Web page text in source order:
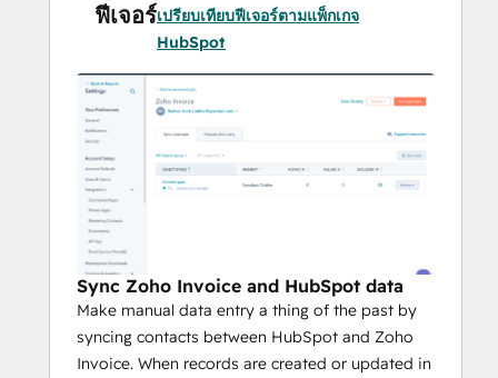
below to know which objects will be
ฟีเจอร์เปรียบเทียบฟีเจอร์ตามแพ็กเกจ
HubSpot
Sync Zoho Invoice and HubSpot data
Make manual data entry a thing of the past by
syncing contacts between HubSpot and Zoho
Invoice. When records are created or updated in